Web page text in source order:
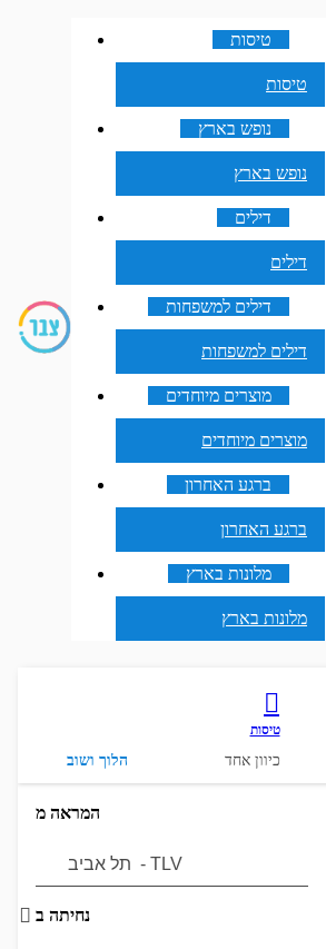
טיסות
טיסות
נופש בארץ
נופש בארץ
דילים
דילים
דילים למשפחות
דילים למשפחות
מוצרים מיוחדים
מוצרים מיוחדים
ברגע האחרון
ברגע האחרון
מלונות בארץ
מלונות בארץ
טיסות
הלוך ושוב כיוון אחד
המראה מ
נחיתה ב